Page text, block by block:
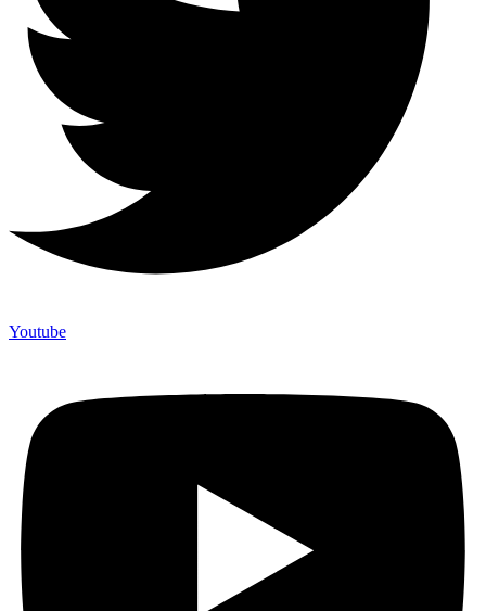
Youtube